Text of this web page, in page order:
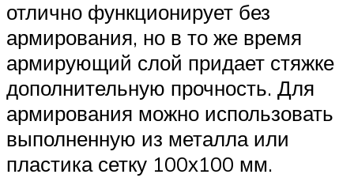
отлично функционирует без
армирования, но в то же время
армирующий слой придает стяжке
дополнительную прочность. Для
армирования можно использовать
выполненную из металла или
пластика сетку 100х100 мм.